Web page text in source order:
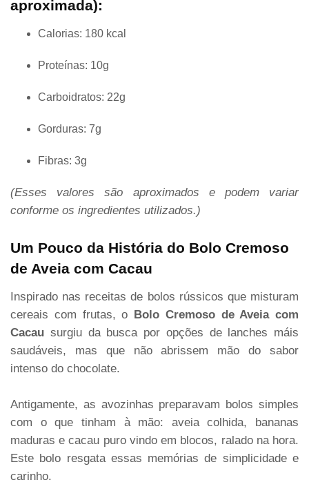
aproximada):
Calorias: 180 kcal
Proteínas: 10g
Carboidratos: 22g
Gorduras: 7g
Fibras: 3g
(Esses valores são aproximados e podem variar
conforme os ingredientes utilizados.)
Um Pouco da História do Bolo Cremoso
de Aveia com Cacau
Inspirado nas receitas de bolos rússicos que misturam
cereais com frutas, o Bolo Cremoso de Aveia com
Cacau surgiu da busca por opções de lanches máis
saudáveis, mas que não abrissem mão do sabor
intenso do chocolate.
Antigamente, as avozinhas preparavam bolos simples
com o que tinham à mão: aveia colhida, bananas
maduras e cacau puro vindo em blocos, ralado na hora.
Este bolo resgata essas memórias de simplicidade e
carinho.